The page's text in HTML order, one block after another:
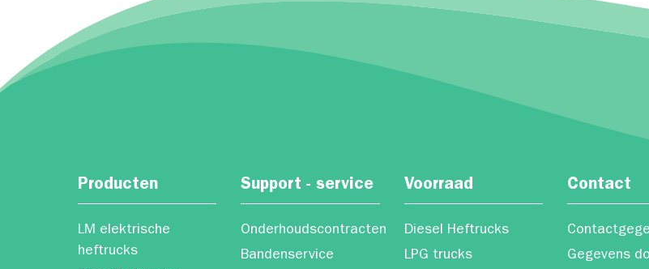
Producten
LM elektrische
heftrucks
Support - service
Onderhoudscontracten
Bandenservice
Voorraad
Diesel Heftrucks
LPG trucks
Contact
Gegevens